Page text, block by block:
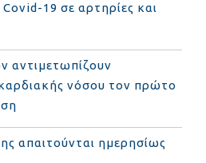
19 σε αρτηρίες και
αντιμετωπίζουν
νόσου τον πρώτο
απαιτούνται ημερησίως